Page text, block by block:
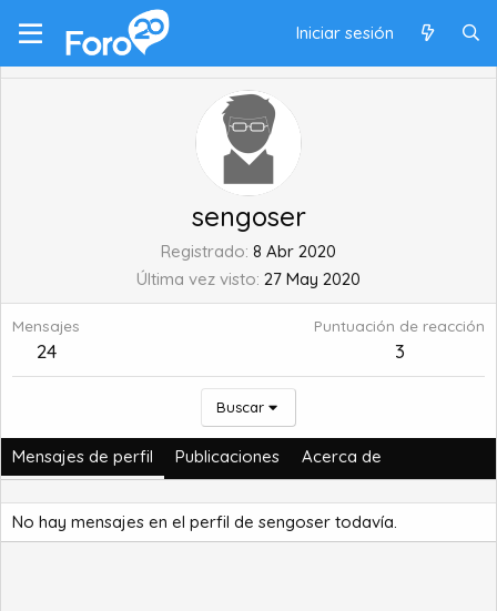
Iniciar sesión
sengoser
Registrado 8 Abr 2020
Última vez visto 27 May 2020
Mensajes
24
Puntuación de reacción
3
Buscar
Mensajes de perfil Publicaciones Acerca de
No hay mensajes en el perfil de sengoser todavía.